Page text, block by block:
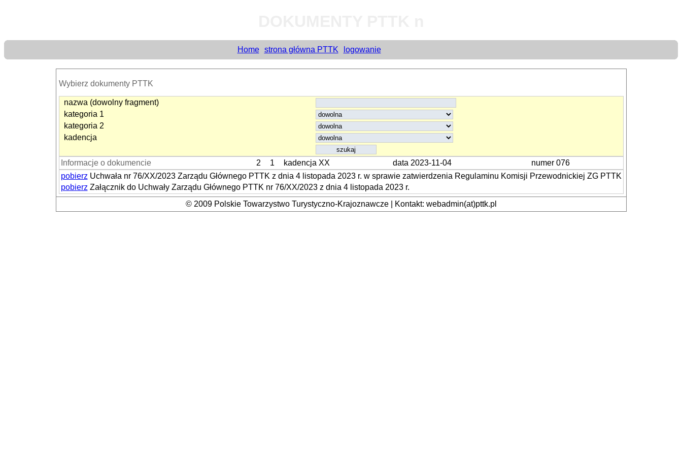
Home strona główna PTTK logowanie
Wybierz dokumenty PTTK
nazwa (dowolny fragment)
kategoria 1
kategoria 2
kadencja
Informacje o dokumencie 2 1 kadencja XX data 2023-11-04
numer 076
pobierz Uchwała nr 76/XX/2023 Zarządu Głównego PTTK z dnia 4 listopada 2023 r. w sprawie zatwierdzenia Regulaminu Komisji Przewodnickiej ZG PTTK
pobierz Załącznik do Uchwały Zarządu Głównego PTTK nr 76/XX/2023 z dnia 4 listopada 2023 r.
© 2009 Polskie Towarzystwo Turystyczno-Krajoznawcze | Kontakt: webadmin(at)pttk.pl